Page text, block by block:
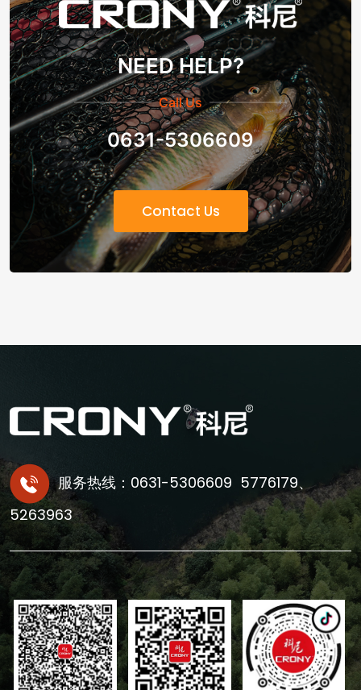
NEED HELP?
Call Us
0631-5306609
Contact Us
服务热线：0631-5306609 5776179、
5263963